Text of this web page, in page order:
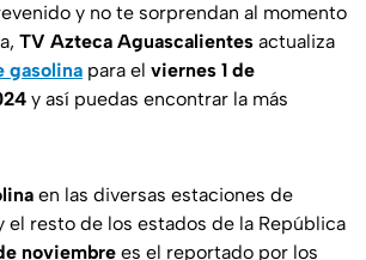
y no te sorprendan al momento
TV Azteca Aguascalientes actualiza
gasolina para el viernes 1 de
y así puedas encontrar la más
en las diversas estaciones de
el resto de los estados de la República
noviembre es el reportado por los